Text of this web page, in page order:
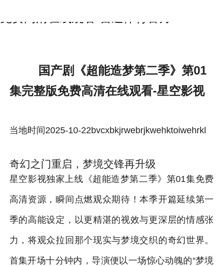
国产剧《超能造梦第二季》第01
集完整版免费高清在线观看-星空影视
当地时间2025-10-22bvcxbkjrwebrjkwehktoiwehrkl
奇幻之门重启，梦境交锋再升级
星空影视独家上线《超能造梦第二季》第01集免费
高清资源，瞬间点燃观众期待！本季开篇延续第一
季的高能设定，以更精湛的视效与更深层的情感张
力，将观众拉回那个现实与梦境交织的奇幻世界。
首集开场十分钟内，导演便以一场惊心动魄的“梦境